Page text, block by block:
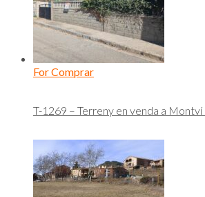
For Comprar
T-1269 – Terreny en venda a